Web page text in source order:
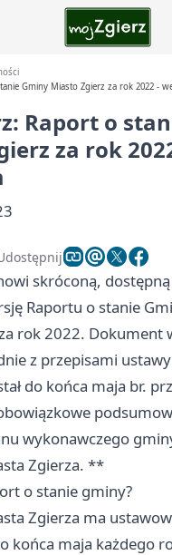
Gminy Miasto Zgierz za rok 2022 -
Raport o
za rok
skróconą,
Raportu o stanie
rok 2022. Dokument
z przepisami
do końca maja br.
wykonawczego
Zgierza. **
o stanie gminy?
Zgierza ma
końca maja każdego